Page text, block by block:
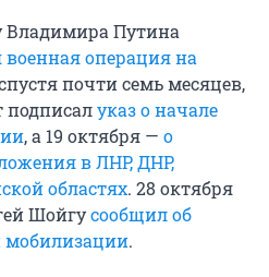
Владимира Путина
военная операция на
почти семь месяцев,
подписалуказ о начале
, а 19 октября — о
в ЛНР, ДНР,
областях. 28 октября
Шойгусообщил об
мобилизации.